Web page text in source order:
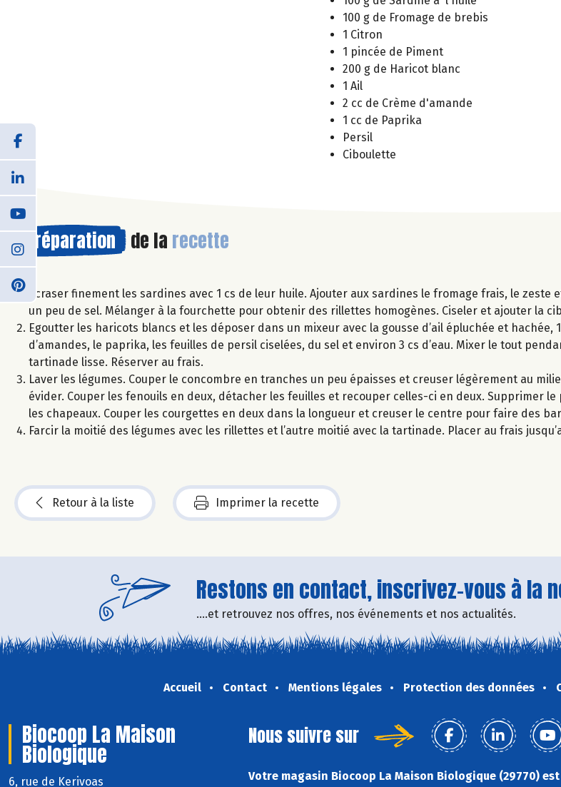
100 g de Fromage de brebis
1 Citron
1 pincée de Piment
200 g de Haricot blanc
1 Ail
2 cc de Crème d'amande
1 cc de Paprika
Persil
Ciboulette
Préparation de la recette
Ecraser finement les sardines avec 1 cs de leur huile. Ajouter aux sardines le fromage frais, le zeste
un peu de sel. Mélanger à la fourchette pour obtenir des rillettes homogènes. Ciseler et ajouter la
Egoutter les haricots blancs et les déposer dans un mixeur avec la gousse d’ail épluchée et hachée,
d’amandes, le paprika, les feuilles de persil ciselées, du sel et environ 3 cs d’eau. Mixer le tout
tartinade lisse. Réserver au frais.
Laver les légumes. Couper le concombre en tranches un peu épaisses et creuser légèrement au
évider. Couper les fenouils en deux, détacher les feuilles et recouper celles-ci en deux. Supprimer
les chapeaux. Couper les courgettes en deux dans la longueur et creuser le centre pour faire des
Farcir la moitié des légumes avec les rillettes et l’autre moitié avec la tartinade. Placer au frais
Retour à la liste Imprimer la recette
Restons en contact, inscrivez-vous à la
....et retrouvez nos offres, nos événements et nos actualités.
Accueil Contact Mentions légales Protection des données
Biocoop La Maison
Biologique
6, rue de Kerivoas
Nous suivre sur
Votre magasin Biocoop La Maison Biologique (29770)